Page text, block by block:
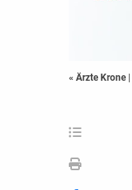
« Ärzte Krone |